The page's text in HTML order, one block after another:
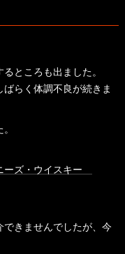
ところも出ました。
らく体調不良が続きま
ズ・ウイスキー
きませんでしたが、今